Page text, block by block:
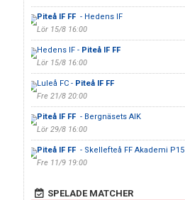
Piteå IF FF - Hedens IF
Lör 15/8 16:00
Hedens IF - Piteå IF FF
Lör 15/8 16:00
Luleå FC - Piteå IF FF
Fre 21/8 20:00
Piteå IF FF - Bergnäsets AIK
Lör 29/8 16:00
Piteå IF FF - Skellefteå FF Akademi P15
Fre 11/9 19:00
SPELADE MATCHER